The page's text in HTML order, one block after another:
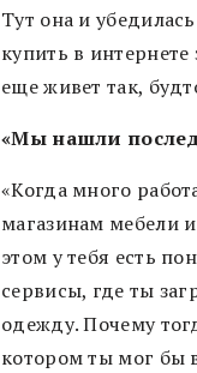
Тут она и
купить в
еще живет так,
«Мы нашли
«Когда много
магазинам мебели
этом у тебя есть
сервисы, где ты
одежду. Почему
котором ты мог бы